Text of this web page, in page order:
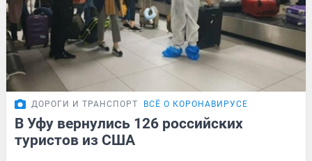
ДОРОГИ И ТРАНСПОРТ ВСЁ О КОРОНАВИРУСЕ
В Уфу вернулись 126 российских
туристов из США